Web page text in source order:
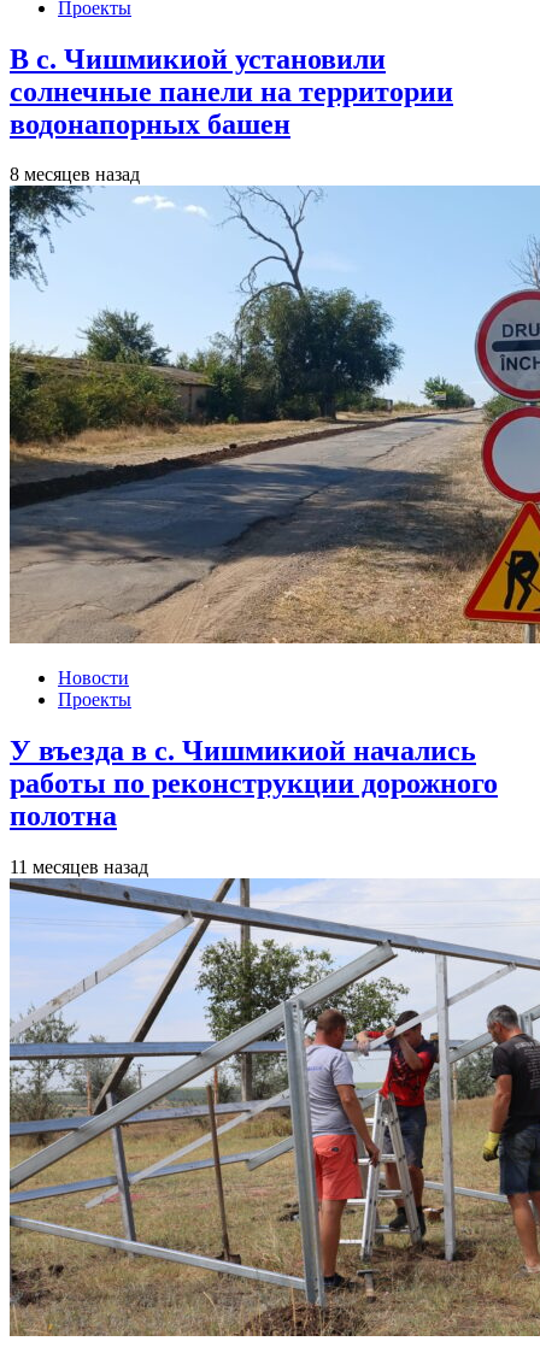
Проекты
В с. Чишмикиой установили
солнечные панели на территории
водонапорных башен
8 месяцев назад
Новости
Проекты
У въезда в с. Чишмикиой начались
работы по реконструкции дорожного
полотна
11 месяцев назад